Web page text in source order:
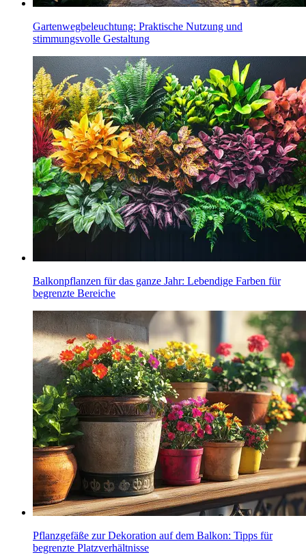
Gartenwegbeleuchtung: Praktische Nutzung und
stimmungsvolle Gestaltung
Balkonpflanzen für das ganze Jahr: Lebendige Farben für
begrenzte Bereiche
Pflanzgefäße zur Dekoration auf dem Balkon: Tipps für
begrenzte Platzverhältnisse